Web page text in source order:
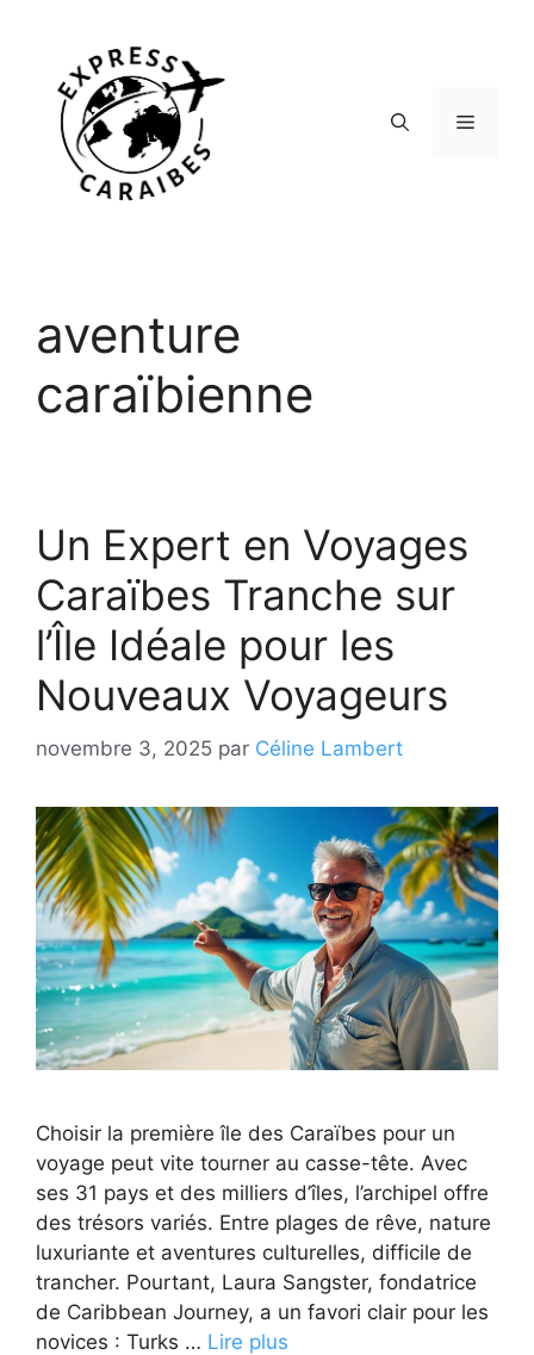
contenu
Menu
aventure
caraïbienne
Un Expert en Voyages
Caraïbes Tranche sur
l’Île Idéale pour les
Nouveaux Voyageurs
novembre 3, 2025 par Céline Lambert
Choisir la première île des Caraïbes pour un
voyage peut vite tourner au casse-tête. Avec
ses 31 pays et des milliers d’îles, l’archipel offre
des trésors variés. Entre plages de rêve, nature
luxuriante et aventures culturelles, difficile de
trancher. Pourtant, Laura Sangster, fondatrice
de Caribbean Journey, a un favori clair pour les
novices : Turks … Lire plus